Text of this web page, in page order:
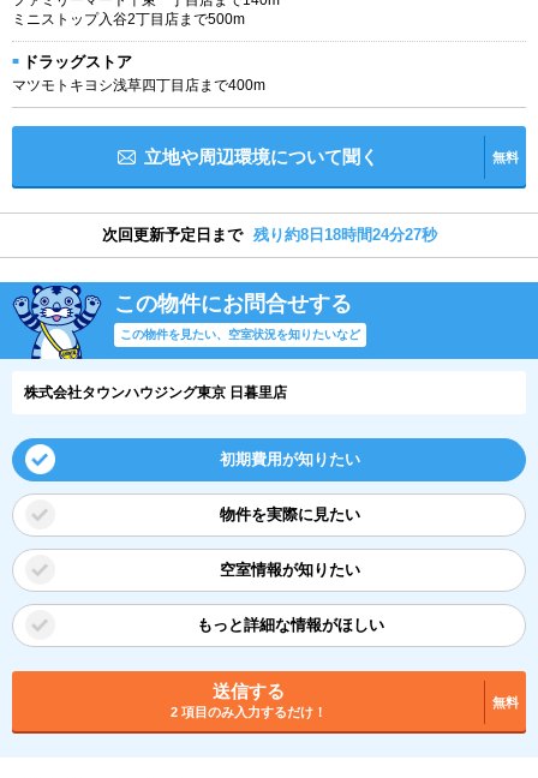
ミニストップ入谷2丁目店まで500m
ドラッグストア
マツモトキヨシ浅草四丁目店まで400m
立地や周辺環境について聞く 無料
次回更新予定日まで 残り約8日18時間24分26秒
この物件にお問合せする
この物件を見たい、空室状況を知りたいなど
株式会社タウンハウジング東京 日暮里店
初期費用が知りたい
物件を実際に見たい
空室情報が知りたい
もっと詳細な情報がほしい
送信する
2 項目のみ入力するだけ！
無料